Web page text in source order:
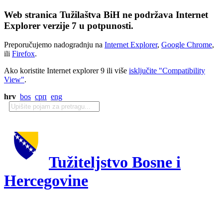
Web stranica Tužilaštva BiH ne podržava Internet
Explorer verzije 7 u potpunosti.
Preporučujemo nadogradnju na Internet Explorer, Google Chrome,
ili Firefox.
Ako koristite Internet explorer 9 ili više isključite "Compatibility
View".
hrv bos срп eng
Tužiteljstvo Bosne i
Hercegovine